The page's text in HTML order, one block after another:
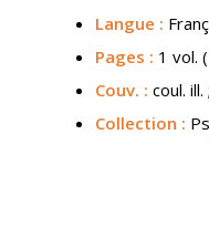
Langue :
Pages : 1 vol.
Couv. : coul.
Collection :